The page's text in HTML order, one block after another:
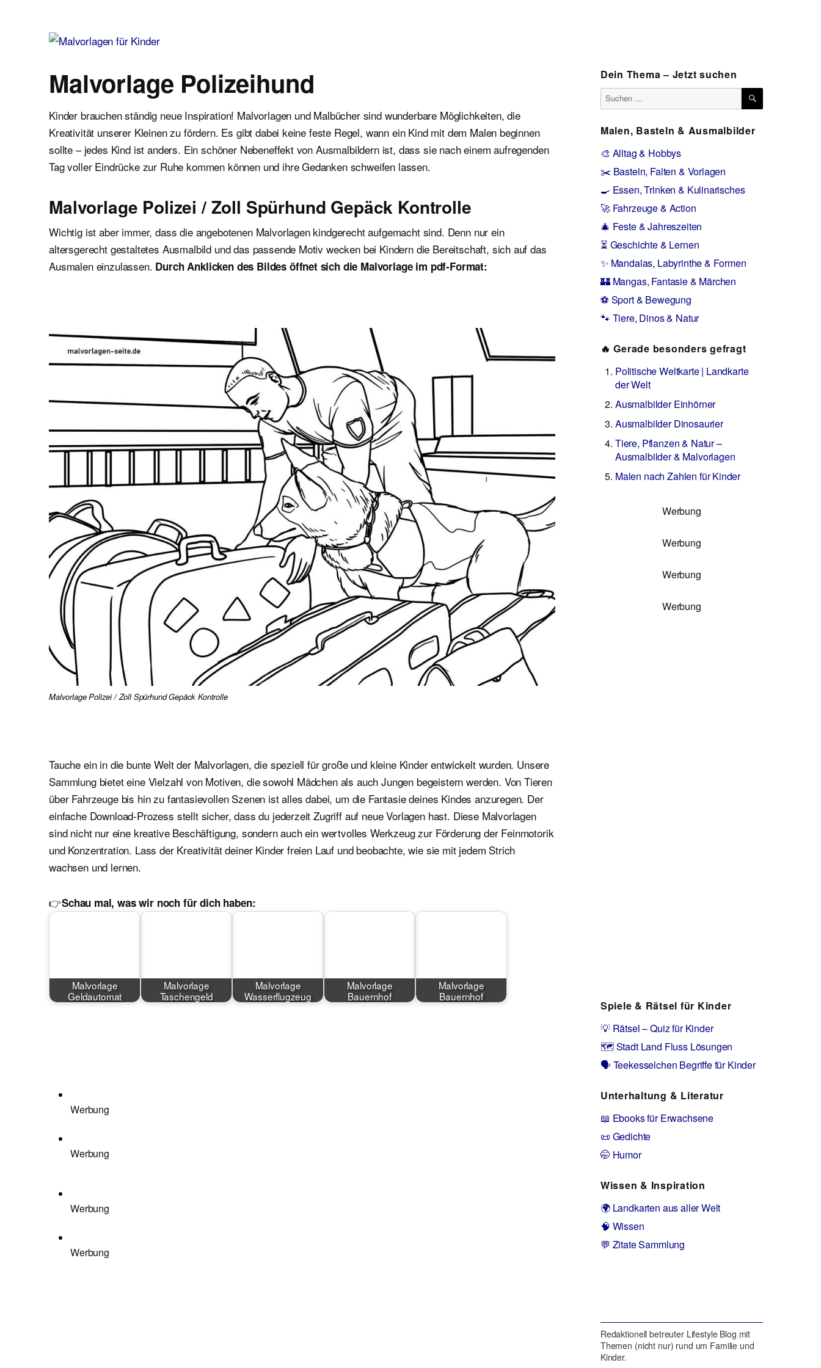
Malvorlage Polizeihund
Kinder brauchen ständig neue Inspiration! Malvorlagen und Malbücher sind wunderbare Möglichkeiten, die
Kreativität unserer Kleinen zu fördern. Es gibt dabei keine feste Regel, wann ein Kind mit dem Malen beginnen
sollte – jedes Kind ist anders. Ein schöner Nebeneffekt von Ausmalbildern ist, dass sie nach einem aufregenden
Tag voller Eindrücke zur Ruhe kommen können und ihre Gedanken schweifen lassen.
Malvorlage Polizei / Zoll Spürhund Gepäck Kontrolle
Wichtig ist aber immer, dass die angebotenen Malvorlagen kindgerecht aufgemacht sind. Denn nur ein
altersgerecht gestaltetes Ausmalbild und das passende Motiv wecken bei Kindern die Bereitschaft, sich auf das
Ausmalen einzulassen. Durch Anklicken des Bildes öffnet sich die Malvorlage im pdf-Format:
Malvorlage Polizei / Zoll Spürhund Gepäck Kontrolle
Tauche ein in die bunte Welt der Malvorlagen, die speziell für große und kleine Kinder entwickelt wurden. Unsere
Sammlung bietet eine Vielzahl von Motiven, die sowohl Mädchen als auch Jungen begeistern werden. Von Tieren
über Fahrzeuge bis hin zu fantasievollen Szenen ist alles dabei, um die Fantasie deines Kindes anzuregen. Der
einfache Download-Prozess stellt sicher, dass du jederzeit Zugriff auf neue Vorlagen hast. Diese Malvorlagen
sind nicht nur eine kreative Beschäftigung, sondern auch ein wertvolles Werkzeug zur Förderung der Feinmotorik
und Konzentration. Lass der Kreativität deiner Kinder freien Lauf und beobachte, wie sie mit jedem Strich
wachsen und lernen.
👉Schau mal, was wir noch für dich haben:
Malvorlage
Geldautomat
Malvorlage
Taschengeld
Malvorlage
Wasserflugzeug
Malvorlage
Bauernhof
Malvorlage
Bauernhof
Werbung
Werbung
Werbung
Werbung
Dein Thema – Jetzt suchen
Suchen
nach:
SUCHEN
Malen, Basteln & Ausmalbilder
🎨 Alltag & Hobbys
✂️ Basteln, Falten & Vorlagen
🍳 Essen, Trinken & Kulinarisches
🚀 Fahrzeuge & Action
🎄 Feste & Jahreszeiten
⏳ Geschichte & Lernen
✨ Mandalas, Labyrinthe & Formen
🏰 Mangas, Fantasie & Märchen
⚽ Sport & Bewegung
🐾 Tiere, Dinos & Natur
🔥 Gerade besonders gefragt
Politische Weltkarte | Landkarte
der Welt
Ausmalbilder Einhörner
Ausmalbilder Dinosaurier
Tiere, Pflanzen & Natur –
Ausmalbilder & Malvorlagen
Malen nach Zahlen für Kinder
Werbung
Werbung
Werbung
Werbung
Spiele & Rätsel für Kinder
💡 Rätsel – Quiz für Kinder
🗺️ Stadt Land Fluss Lösungen
🗣️ Teekesselchen Begriffe für Kinder
Unterhaltung & Literatur
📖 Ebooks für Erwachsene
📜 Gedichte
🤭 Humor
Wissen & Inspiration
🌍 Landkarten aus aller Welt
🧠 Wissen
💬 Zitate Sammlung
Redaktionell betreuter Lifestyle Blog mit
Themen (nicht nur) rund um Familie und
Kinder.